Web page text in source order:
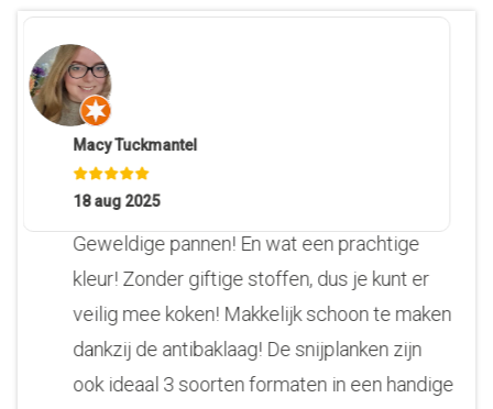
Macy Tuckmantel
18 aug 2025
Geweldige pannen! En wat een prachtige
kleur! Zonder giftige stoffen, dus je kunt er
veilig mee koken! Makkelijk schoon te maken
dankzij de antibaklaag! De snijplanken zijn
ook ideaal 3 soorten formaten in een handige